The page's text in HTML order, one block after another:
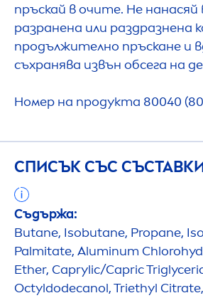
пръскай в очите. Не нанасяй
разранена или раздразнена
продължително пръскане и
съхранява извън обсега на
Номер на продукта 80040
СПИСЪК СЪС
Съдържа:
Butane, Isobutane, Propane,
Palmitate, Aluminum Chloro
Ether, Caprylic/Capric
Octyldodecanol, Triethyl Citrate,